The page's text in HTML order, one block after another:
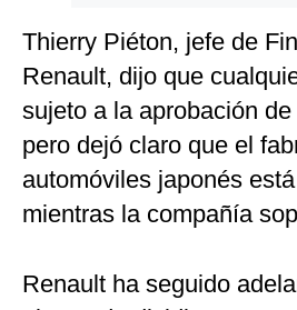
Thierry Piéton, jefe de
Renault, dijo que
sujeto a la aprobación
pero dejó claro que el
automóviles japonés
mientras la compañía
Renault ha seguido